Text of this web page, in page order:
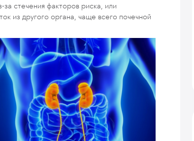
стечения факторов риска, или
из другого органа, чаще всего почечной